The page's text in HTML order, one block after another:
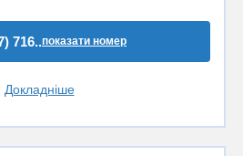
716..показати номер
Докладніше